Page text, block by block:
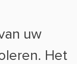
uw
Het